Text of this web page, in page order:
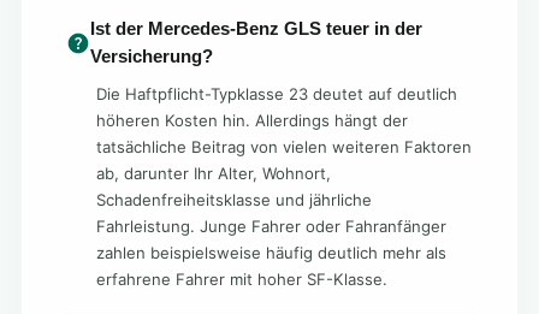
Ist der Mercedes-Benz GLS teuer in der
Versicherung?
Die Haftpflicht-Typklasse 23 deutet auf deutlich
höheren Kosten hin. Allerdings hängt der
tatsächliche Beitrag von vielen weiteren Faktoren
ab, darunter Ihr Alter, Wohnort,
Schadenfreiheitsklasse und jährliche
Fahrleistung. Junge Fahrer oder Fahranfänger
zahlen beispielsweise häufig deutlich mehr als
erfahrene Fahrer mit hoher SF-Klasse.